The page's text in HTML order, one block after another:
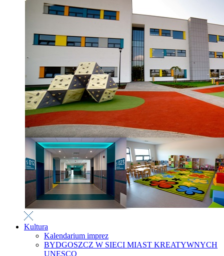
Kultura
Kalendarium imprez
BYDGOSZCZ W SIECI MIAST KREATYWNYCH
UNESCO